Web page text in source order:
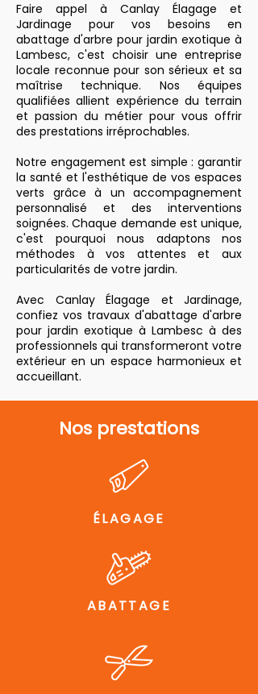
Faire appel à Canlay Élagage et
Jardinage pour vos besoins en
abattage d'arbre pour jardin exotique à
Lambesc, c'est choisir une entreprise
locale reconnue pour son sérieux et sa
maîtrise technique. Nos équipes
qualifiées allient expérience du terrain
et passion du métier pour vous offrir
des prestations irréprochables.
Notre engagement est simple : garantir
la santé et l'esthétique de vos espaces
verts grâce à un accompagnement
personnalisé et des interventions
soignées. Chaque demande est unique,
c'est pourquoi nous adaptons nos
méthodes à vos attentes et aux
particularités de votre jardin.
Avec Canlay Élagage et Jardinage,
confiez vos travaux d'abattage d'arbre
pour jardin exotique à Lambesc à des
professionnels qui transformeront votre
extérieur en un espace harmonieux et
accueillant.
Nos prestations
ÉLAGAGE
ABATTAGE